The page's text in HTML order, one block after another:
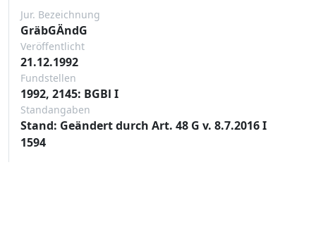
Jur. Bezeichnung
GräbGÄndG
Veröffentlicht
21.12.1992
Fundstellen
1992, 2145: BGBl I
Standangaben
Stand: Geändert durch Art. 48 G v. 8.7.2016 I
1594